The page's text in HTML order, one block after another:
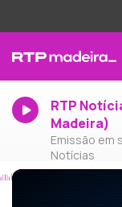
RTP
Madeira)
Emissão em
Notícias